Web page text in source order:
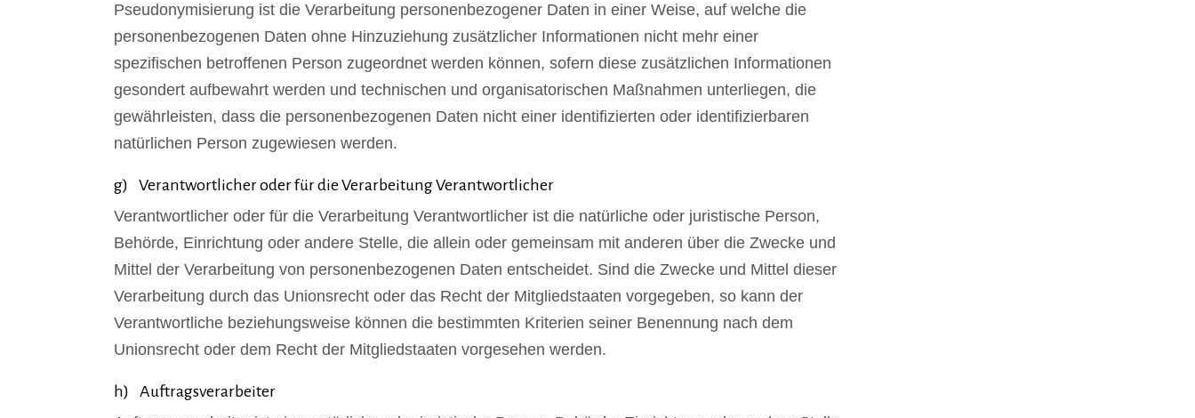
Pseudonymisierung ist die Verarbeitung personenbezogener Daten in einer Weise, auf welche die
personenbezogenen Daten ohne Hinzuziehung zusätzlicher Informationen nicht mehr einer
spezifischen betroffenen Person zugeordnet werden können, sofern diese zusätzlichen Informationen
gesondert aufbewahrt werden und technischen und organisatorischen Maßnahmen unterliegen, die
gewährleisten, dass die personenbezogenen Daten nicht einer identifizierten oder identifizierbaren
natürlichen Person zugewiesen werden.
g) Verantwortlicher oder für die Verarbeitung Verantwortlicher
Verantwortlicher oder für die Verarbeitung Verantwortlicher ist die natürliche oder juristische Person,
Behörde, Einrichtung oder andere Stelle, die allein oder gemeinsam mit anderen über die Zwecke und
Mittel der Verarbeitung von personenbezogenen Daten entscheidet. Sind die Zwecke und Mittel dieser
Verarbeitung durch das Unionsrecht oder das Recht der Mitgliedstaaten vorgegeben, so kann der
Verantwortliche beziehungsweise können die bestimmten Kriterien seiner Benennung nach dem
Unionsrecht oder dem Recht der Mitgliedstaaten vorgesehen werden.
h) Auftragsverarbeiter